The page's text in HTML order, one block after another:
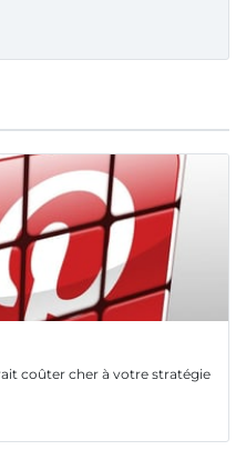
coûter cher à votre stratégie